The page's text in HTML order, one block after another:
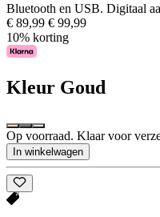
Bluetooth en USB. Digitaal
€ 89,99 € 99,99
10% korting
Kleur Goud
Op voorraad. Klaar voor
In winkelwagen